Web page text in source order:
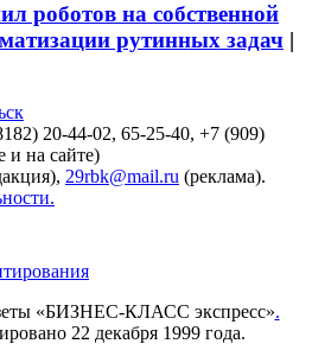
роботов на собственной
рутинных задач |
20-44-02, 65-25-40, +7 (909)
и на сайте)
29rbk@mail.ru (реклама).
«БИЗНЕС-КЛАСС экспресс».
22 декабря 1999 года.